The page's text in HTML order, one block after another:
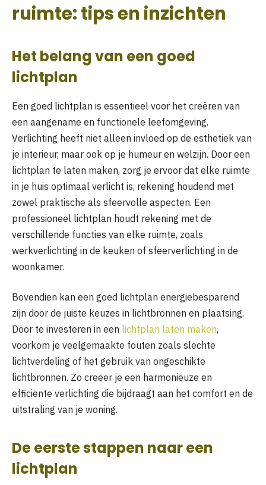
ruimte: tips en inzichten
Het belang van een goed
lichtplan
Een goed lichtplan is essentieel voor het creëren van
een aangename en functionele leefomgeving.
Verlichting heeft niet alleen invloed op de esthetiek van
je interieur, maar ook op je humeur en welzijn. Door een
lichtplan te laten maken, zorg je ervoor dat elke ruimte
in je huis optimaal verlicht is, rekening houdend met
zowel praktische als sfeervolle aspecten. Een
professioneel lichtplan houdt rekening met de
verschillende functies van elke ruimte, zoals
werkverlichting in de keuken of sfeerverlichting in de
woonkamer.
Bovendien kan een goed lichtplan energiebesparend
zijn door de juiste keuzes in lichtbronnen en plaatsing.
Door te investeren in een lichtplan laten maken,
voorkom je veelgemaakte fouten zoals slechte
lichtverdeling of het gebruik van ongeschikte
lichtbronnen. Zo creëer je een harmonieuze en
efficiënte verlichting die bijdraagt aan het comfort en de
uitstraling van je woning.
De eerste stappen naar een
lichtplan